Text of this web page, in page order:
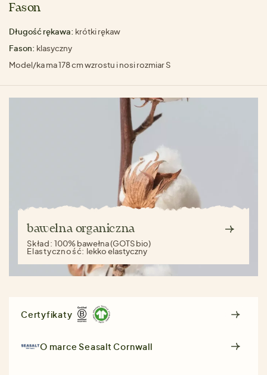
Fason
Długość rękawa: krótki rękaw
Fason: klasyczny
Model/ka ma 178 cm wzrostu i nosi rozmiar S
bawełna organiczna
Skład:100% bawełna (GOTS bio)
Elastyczność: lekko elastyczny
Certyfikaty
O marceSeasalt Cornwall